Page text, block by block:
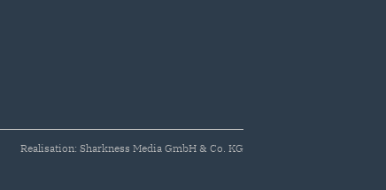
Realisation: Sharkness Media GmbH & Co. KG